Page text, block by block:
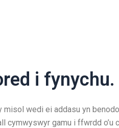
i fynychu.
wedi ei addasu yn
cymwyswyr gamu i ffwrdd